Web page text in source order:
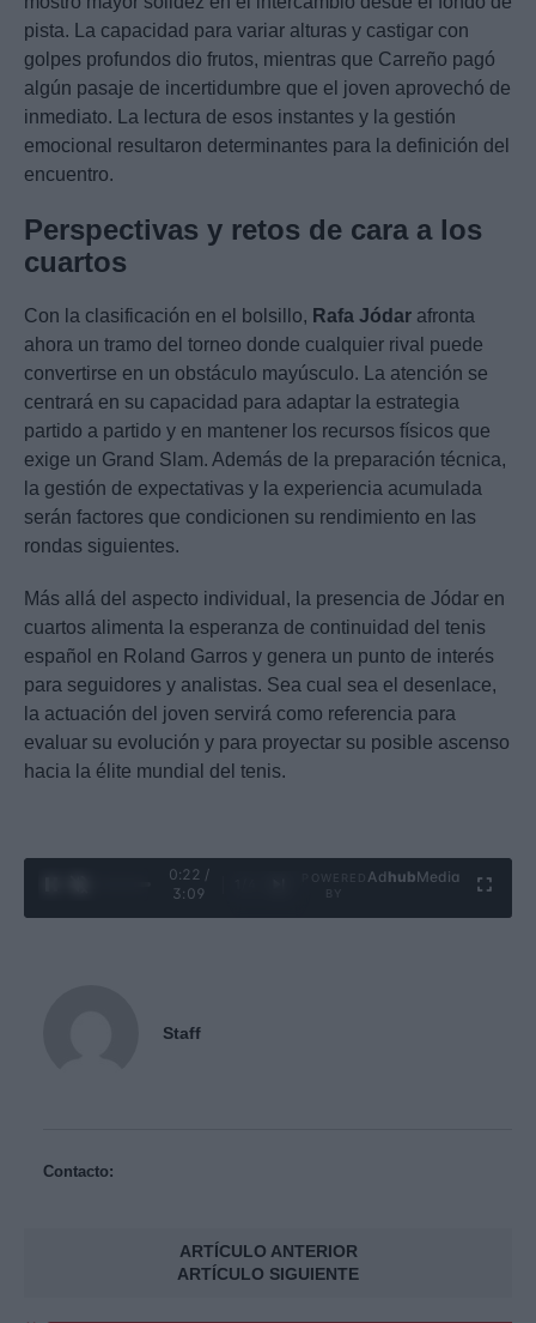
pista. La capacidad para variar alturas y castigar con
golpes profundos dio frutos, mientras que Carreño pagó
algún pasaje de incertidumbre que el joven aprovechó de
inmediato. La lectura de esos instantes y la gestión
emocional resultaron determinantes para la definición del
encuentro.
Perspectivas y retos de cara a los
cuartos
Con la clasificación en el bolsillo, Rafa Jódar afronta
ahora un tramo del torneo donde cualquier rival puede
convertirse en un obstáculo mayúsculo. La atención se
centrará en su capacidad para adaptar la estrategia
partido a partido y en mantener los recursos físicos que
exige un Grand Slam. Además de la preparación técnica,
la gestión de expectativas y la experiencia acumulada
serán factores que condicionen su rendimiento en las
rondas siguientes.
Más allá del aspecto individual, la presencia de Jódar en
cuartos alimenta la esperanza de continuidad del tenis
español en Roland Garros y genera un punto de interés
para seguidores y analistas. Sea cual sea el desenlace,
la actuación del joven servirá como referencia para
evaluar su evolución y para proyectar su posible ascenso
hacia la élite mundial del tenis.
0:23 /
3:09
Ad hubMedia
Staff
Contacto:
ARTÍCULO ANTERIOR
ARTÍCULO SIGUIENTE